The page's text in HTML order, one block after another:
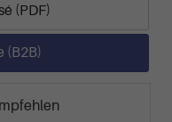
(PDF)
(B2B)